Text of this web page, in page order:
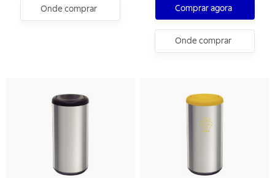
Onde comprar Comprar agora
Onde comprar